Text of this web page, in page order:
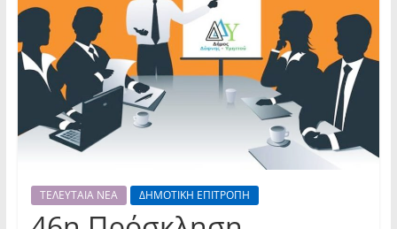
ΤΕΛΕΥΤΑΙΑ ΝΕΑ ΔΗΜΟΤΙΚΗ ΕΠΙΤΡΟΠΗ